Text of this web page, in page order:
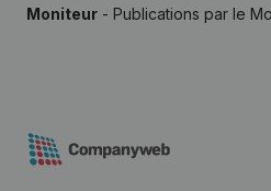
Moniteur - Publications par le